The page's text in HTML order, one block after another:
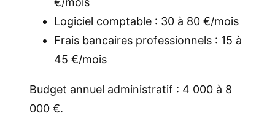
Logiciel comptable : 30 à 80 €/mois
Frais bancaires professionnels : 15 à
45 €/mois
Budget annuel administratif : 4 000 à 8
000 €.